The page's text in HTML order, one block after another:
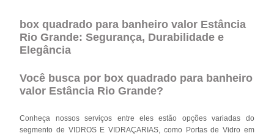
box quadrado para banheiro valor Estância
Rio Grande: Segurança, Durabilidade e
Elegância
Você busca por box quadrado para banheiro
valor Estância Rio Grande?
Conheça nossos serviços entre eles estão opções variadas do
segmento de VIDROS E VIDRAÇARIAS, como Portas de Vidro em